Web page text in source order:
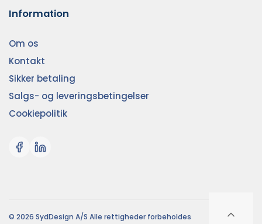
Information
Om os
Kontakt
Sikker betaling
Salgs- og leveringsbetingelser
Cookiepolitik
© 2026 SydDesign A/S Alle rettigheder forbeholdes